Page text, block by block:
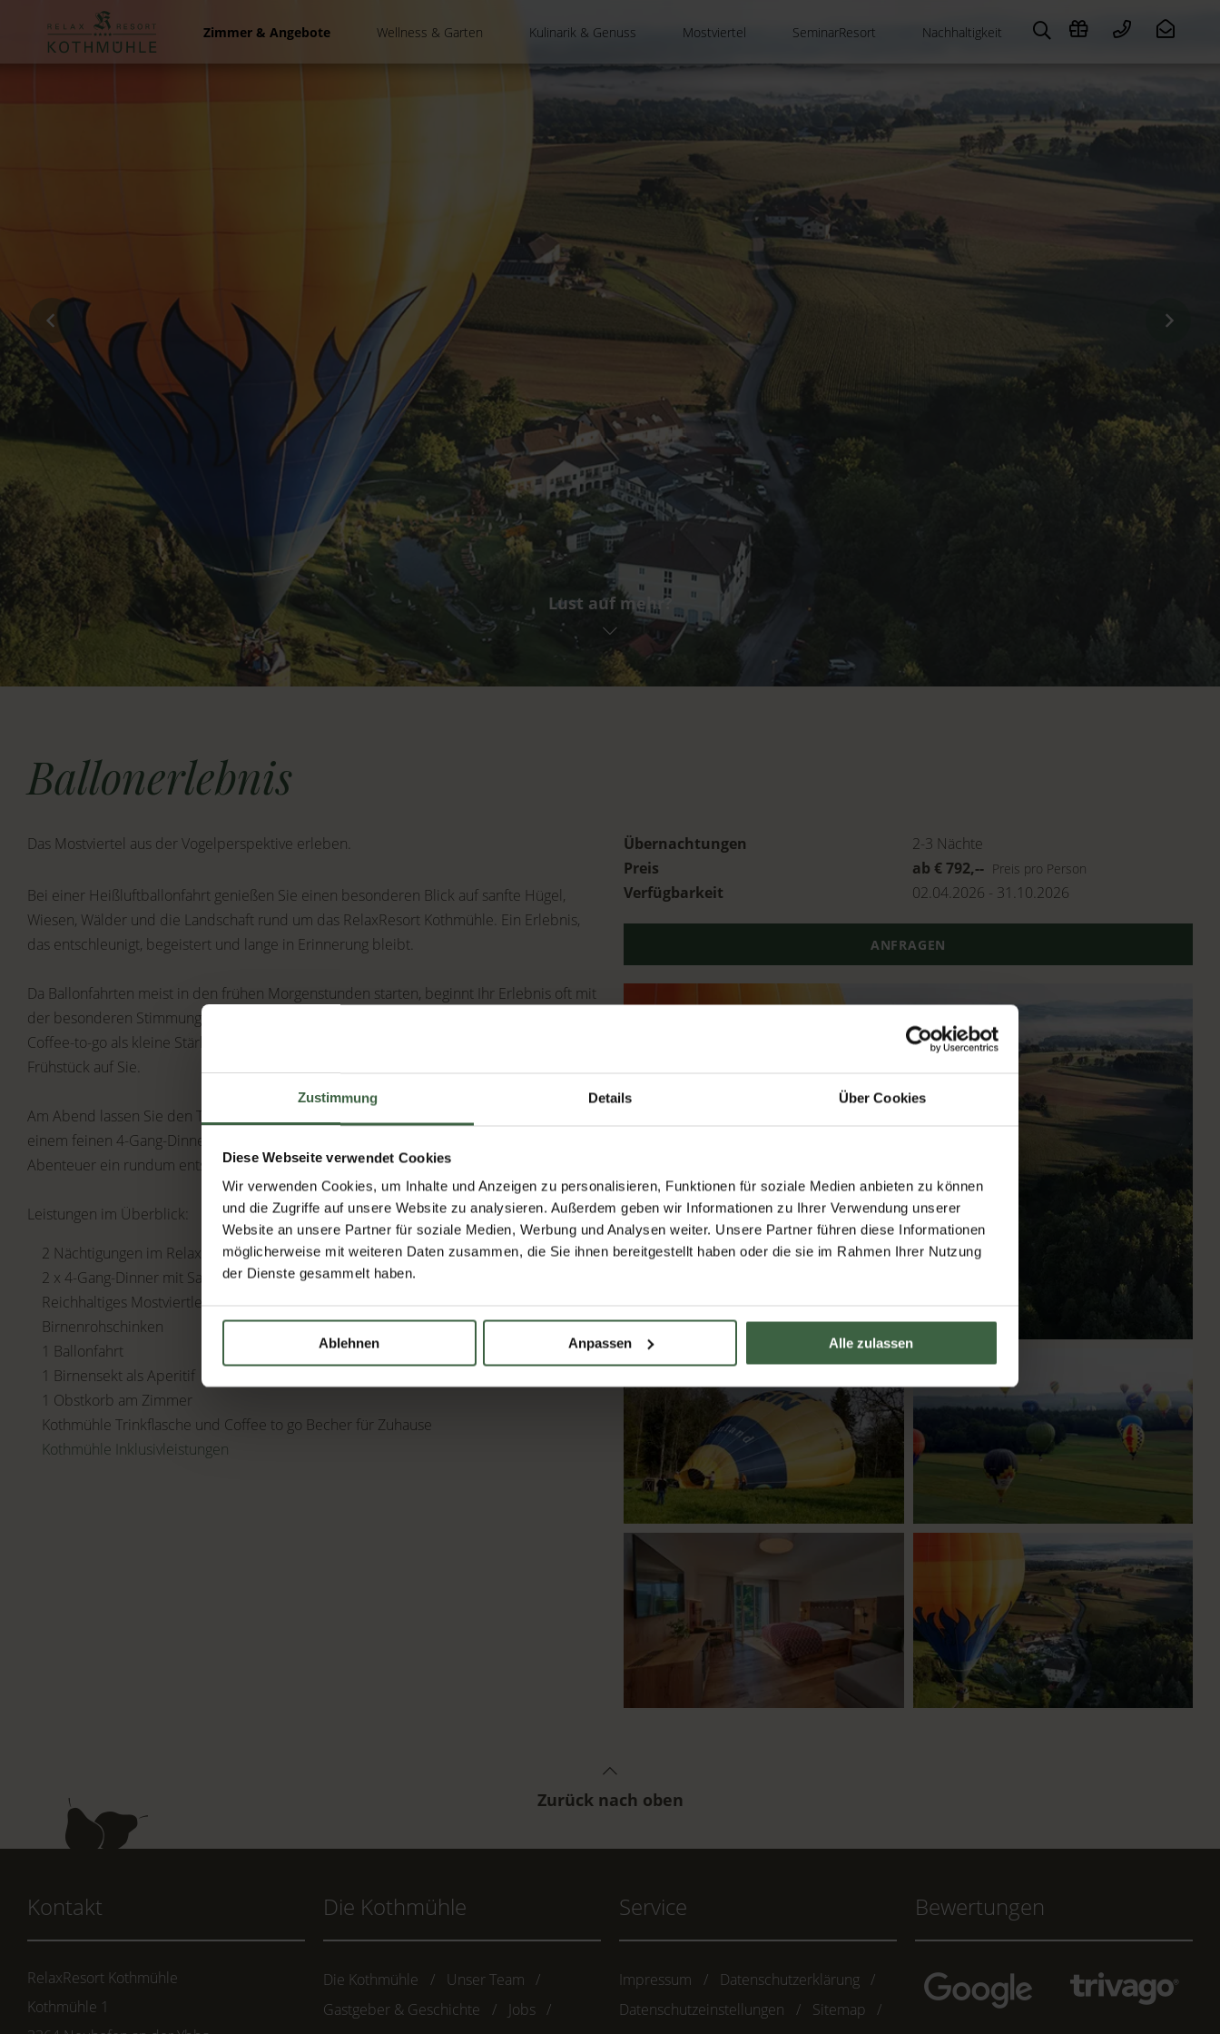
Zustimmung Details Über Cookies
Diese Webseite verwendet Cookies
Wir verwenden Cookies, um Inhalte und Anzeigen zu personalisieren, Funktionen für soziale Medien anbieten zu können
und die Zugriffe auf unsere Website zu analysieren. Außerdem geben wir Informationen zu Ihrer Verwendung unserer
Website an unsere Partner für soziale Medien, Werbung und Analysen weiter. Unsere Partner führen diese Informationen
möglicherweise mit weiteren Daten zusammen, die Sie ihnen bereitgestellt haben oder die sie im Rahmen Ihrer Nutzung
der Dienste gesammelt haben.
Ablehnen Anpassen Alle zulassen
springen
Zimmer & Angebote Wellness & Garten Kulinarik & Genuss Mostviertel SeminarResort Nachhaltigkeit
Anreise BUCHEN ANFRAGEN
Lust auf mehr?
Ballonerlebnis
Das Mostviertel aus der Vogelperspektive erleben.
Bei einer Heißluftballonfahrt genießen Sie einen besonderen Blick auf sanfte Hügel,
Wiesen, Wälder und die Landschaft rund um das RelaxResort Kothmühle. Ein Erlebnis,
das entschleunigt, begeistert und lange in Erinnerung bleibt.
Da Ballonfahrten meist in den frühen Morgenstunden starten, beginnt Ihr Erlebnis oft mit
der besonderen Stimmung rund um den Sonnenaufgang. Vor der Fahrt begleitet Sie ein
Coffee-to-go als kleine Stärkung, danach wartet unser reichhaltiges Mostviertler Bio-
Frühstück auf Sie.
Am Abend lassen Sie den Tag genussvoll ausklingen: mit Birnensekt als Aperitif und
einem feinen 4-Gang-Dinner in unserem Restaurant. So wird aus einem besonderen
Abenteuer ein rundum entspannter Kurzurlaub im Mostviertel.
Leistungen im Überblick:
2 Nächtigungen im Relax-Zimmer Apfel mit Gartenblick
2 x 4-Gang-Dinner mit Salat- und Käsebuffet
Reichhaltiges Mostviertler Bio-Frühstücksbuffet mit Wabenhonig, Schofkas und
Birnenrohschinken
1 Ballonfahrt
1 Birnensekt als Aperitif
1 Obstkorb am Zimmer
Kothmühle Trinkflasche und Coffee to go Becher für Zuhause
Kothmühle Inklusivleistungen
Übernachtungen 2-3 Nächte
Preis
ab €792,-- Preis pro Person
Verfügbarkeit 02.04.2026 - 31.10.2026
ANFRAGEN
Zurück nach oben
Kontakt
RelaxResort Kothmühle
Kothmühle 1
Die Kothmühle
Die Kothmühle
Unser Team
Gastgeber & Geschichte
Jobs
Service
Impressum
Datenschutzerklärung
Datenschutzeinstellungen
Sitemap
Bewertungen